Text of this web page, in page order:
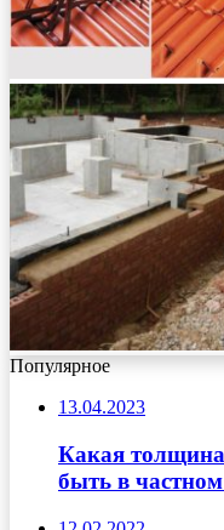
Популярное
13.04.2023
Какая толщина
быть в